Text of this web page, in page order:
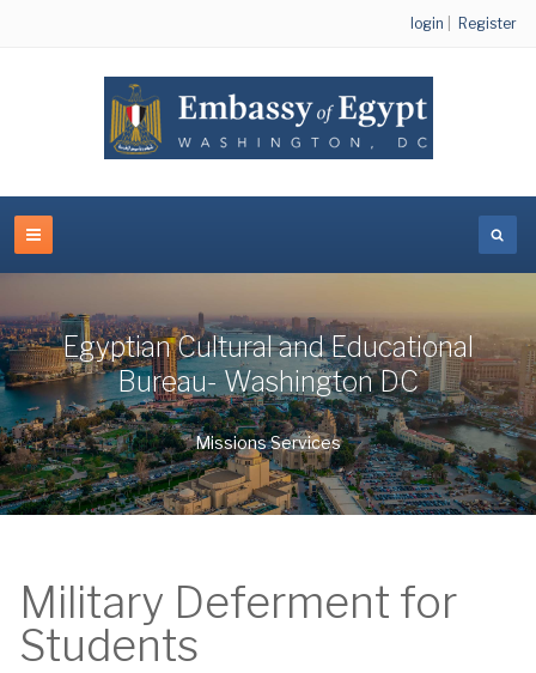
login Register
Egyptian Cultural and Educational
Bureau- Washington DC
Missions Services
Military Deferment for
Students